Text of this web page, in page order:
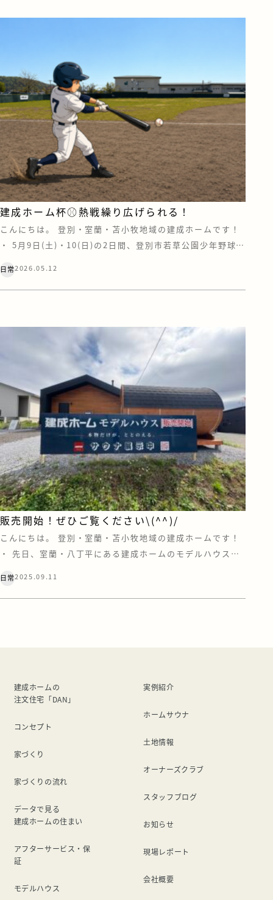
建成ホーム杯⚾熱戦繰り広げられる！
こんにちは。 登別・室蘭・苫小牧地域の建成ホームです！
・ 5月9日(土)・10(日)の2日間、登別市若草公園少年野球場
が開催されました。 おかげさまで13回目を迎えた今大会で
すが、今年も例年に違わぬ素晴らしい熱戦が繰り広げられ
日常2026.05.12
販売開始！ぜひご覧ください\(^^)/
こんにちは。 登別・室蘭・苫小牧地域の建成ホームです！
・ 先日、室蘭・八丁平にある建成ホームのモデルハウス
なられた方はいらっしゃいますでしょうか？ もしかしたら
「満天花火」に行った方で、シャトルバスで行き来する時に
日常2025.09.11
建成ホームの
注文住宅「DAN」
コンセプト
家づくり
家づくりの流れ
データで見る
建成ホームの住まい
アフターサービス・保
証
モデルハウス
実例紹介
ホームサウナ
土地情報
オーナーズクラブ
スタッフブログ
お知らせ
現場レポート
会社概要